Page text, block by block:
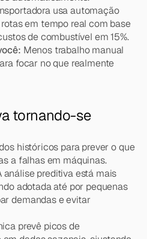
usa automação
em tempo real com base
de combustível em 15%.
Menos trabalho manual
focar no que realmente
tornando-se
históricos para prever o que
a falhas em máquinas.
análise preditiva está mais
adotada até por pequenas
demandas e evitar
prevê picos de